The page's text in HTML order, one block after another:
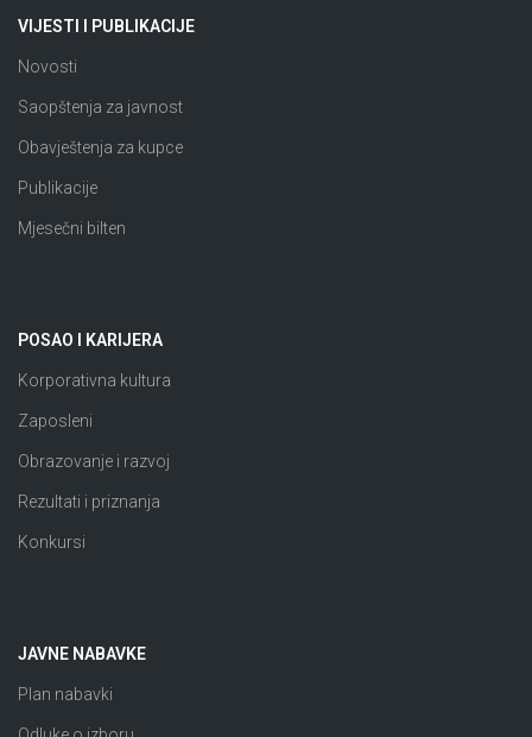
VIJESTI I PUBLIKACIJE
Novosti
Saopštenja za javnost
Obavještenja za kupce
Publikacije
Mjesečni bilten
POSAO I KARIJERA
Korporativna kultura
Zaposleni
Obrazovanje i razvoj
Rezultati i priznanja
Konkursi
JAVNE NABAVKE
Plan nabavki